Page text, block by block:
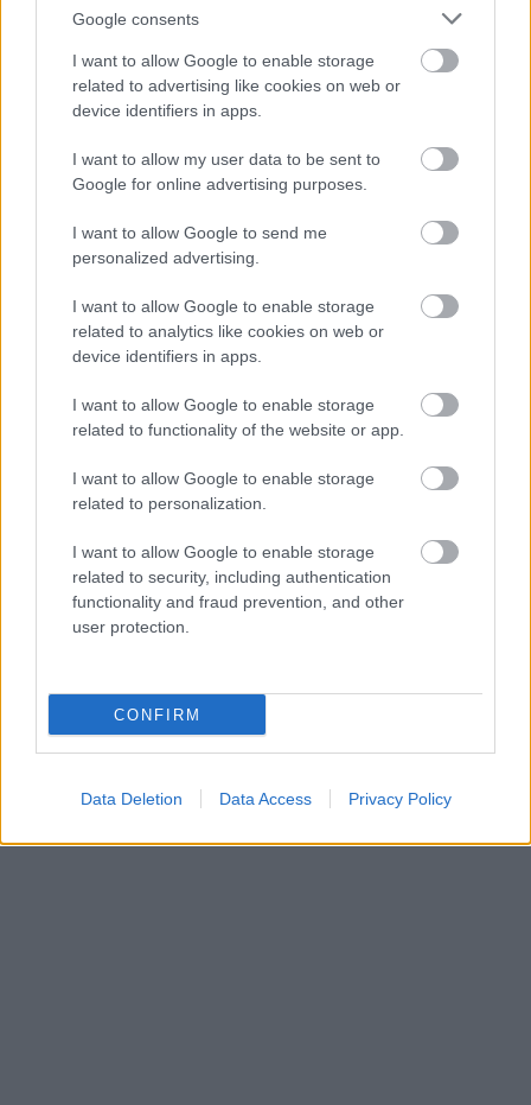
Google consents
I want to allow Google to enable storage
related to advertising like cookies on web or
device identifiers in apps.
I want to allow my user data to be sent to
Google for online advertising purposes.
I want to allow Google to send me
personalized advertising.
I want to allow Google to enable storage
related to analytics like cookies on web or
device identifiers in apps.
I want to allow Google to enable storage
related to functionality of the website or app.
I want to allow Google to enable storage
related to personalization.
I want to allow Google to enable storage
related to security, including authentication
functionality and fraud prevention, and other
user protection.
CONFIRM
Data Deletion Data Access Privacy Policy
Δείτε ακόμη